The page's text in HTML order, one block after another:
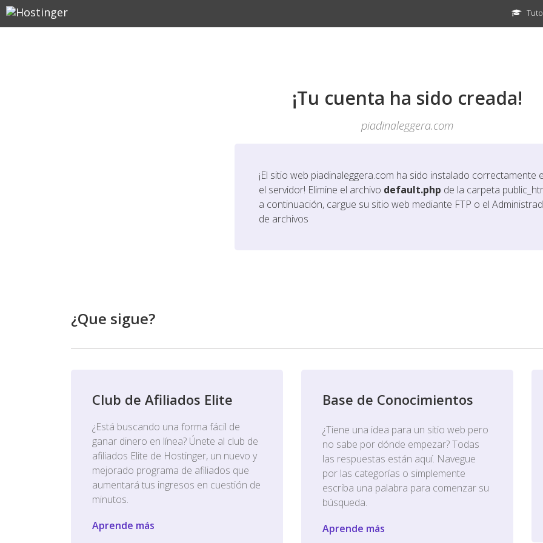
¡Tu cuenta ha sido creada!
piadinaleggera.com
¡El sitio web piadinaleggera.com ha sido instalado correctamente
el servidor! Elimine el archivo default.php de la carpeta
a continuación, cargue su sitio web mediante FTP o el
de archivos
¿Que sigue?
Club de Afiliados Elite
¿Está buscando una forma fácil de
ganar dinero en línea? Únete al club de
afiliados Elite de Hostinger, un nuevo y
mejorado programa de afiliados que
aumentará tus ingresos en cuestión de
minutos.
Aprende más
Base de Conocimientos
¿Tiene una idea para un sitio web pero
no sabe por dónde empezar? Todas
las respuestas están aquí. Navegue
por las categorías o simplemente
escriba una palabra para comenzar su
búsqueda.
Aprende más